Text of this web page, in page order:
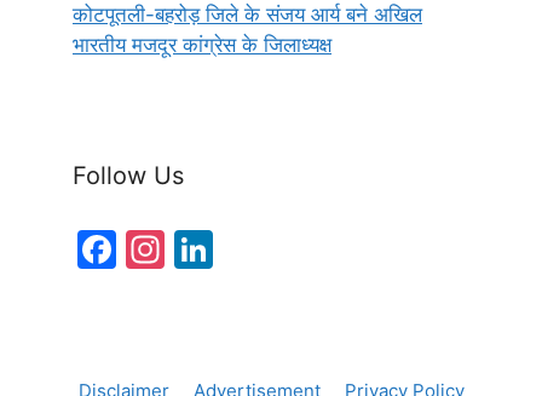
कोटपूतली-बहरोड़ जिले के संजय आर्य बने अखिल
भारतीय मजदूर कांग्रेस के जिलाध्यक्ष
Follow Us
F
In
Disclaimer Advertisement Privacy Policy